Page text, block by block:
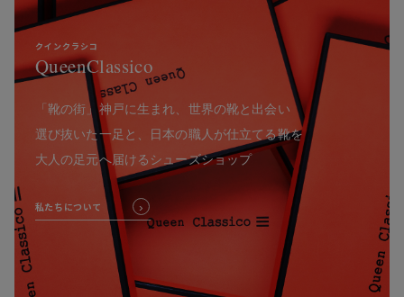
クインクラシコ
QueenClassico
「靴の街」神戸に生まれ、世界の靴と出会い
選び抜いた一足と、日本の職人が仕立てる靴を
大人の足元へ届けるシューズショップ
私たちについて